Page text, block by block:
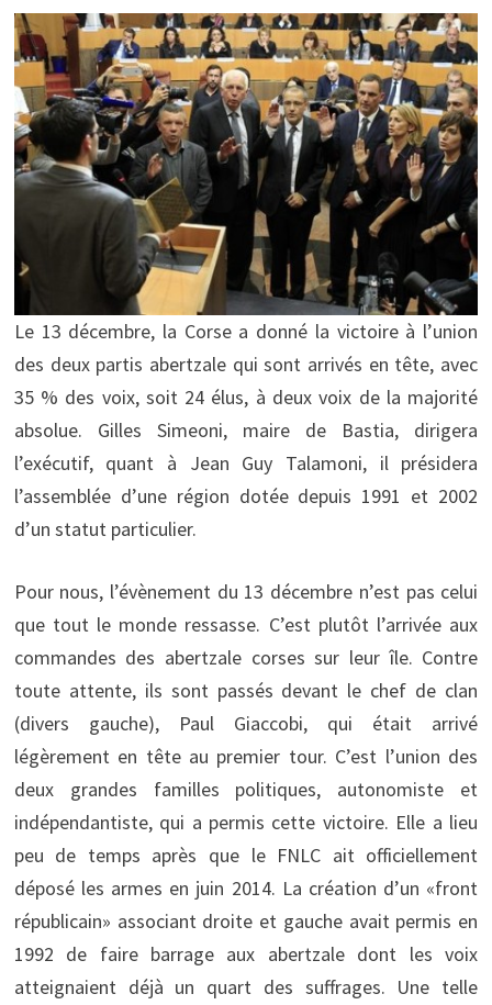
Le 13 décembre, la Corse a donné la victoire à l’union
des deux partis abertzale qui sont arrivés en tête, avec
35 % des voix, soit 24 élus, à deux voix de la majorité
absolue. Gilles Simeoni, maire de Bastia, dirigera
l’exécutif, quant à Jean Guy Talamoni, il présidera
l’assemblée d’une région dotée depuis 1991 et 2002
d’un statut particulier.
Pour nous, l’évènement du 13 décembre n’est pas celui
que tout le monde ressasse. C’est plutôt l’arrivée aux
commandes des abertzale corses sur leur île. Contre
toute attente, ils sont passés devant le chef de clan
(divers gauche), Paul Giaccobi, qui était arrivé
légèrement en tête au premier tour. C’est l’union des
deux grandes familles politiques, autonomiste et
indépendantiste, qui a permis cette victoire. Elle a lieu
peu de temps après que le FNLC ait officiellement
déposé les armes en juin 2014. La création d’un «front
républicain» associant droite et gauche avait permis en
1992 de faire barrage aux abertzale dont les voix
atteignaient déjà un quart des suffrages. Une telle